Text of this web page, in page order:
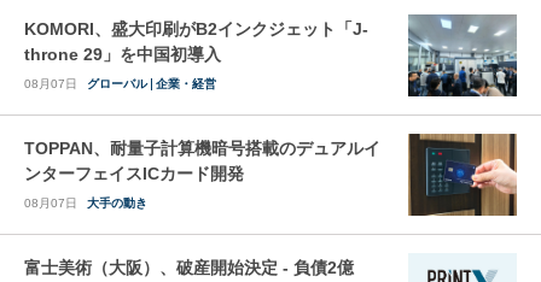
KOMORI、盛大印刷がB2インクジェット「J-
throne 29」を中国初導入
08月07日 グローバル 企業・経営
TOPPAN、耐量子計算機暗号搭載のデュアルイ
ンターフェイスICカード開発
08月07日 大手の動き
富士美術（大阪）、破産開始決定 - 負債2億